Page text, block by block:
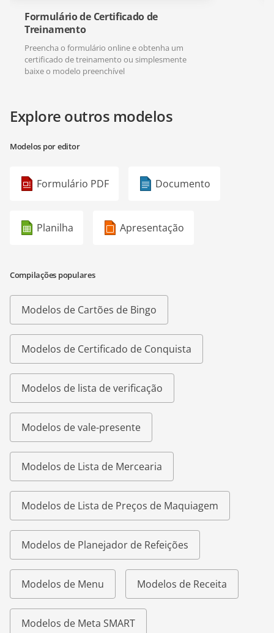
Formulário de Certificado de
Treinamento
Preencha o formulário online e obtenha um
certificado de treinamento ou simplesmente
baixe o modelo preenchível
Explore outros modelos
Modelos por editor
Formulário PDF Documento
Planilha Apresentação
Compilações populares
Modelos de Cartões de Bingo
Modelos de Certificado de Conquista
Modelos de lista de verificação
Modelos de vale-presente
Modelos de Lista de Mercearia
Modelos de Lista de Preços de Maquiagem
Modelos de Planejador de Refeições
Modelos de Menu Modelos de Receita
Modelos de Meta SMART